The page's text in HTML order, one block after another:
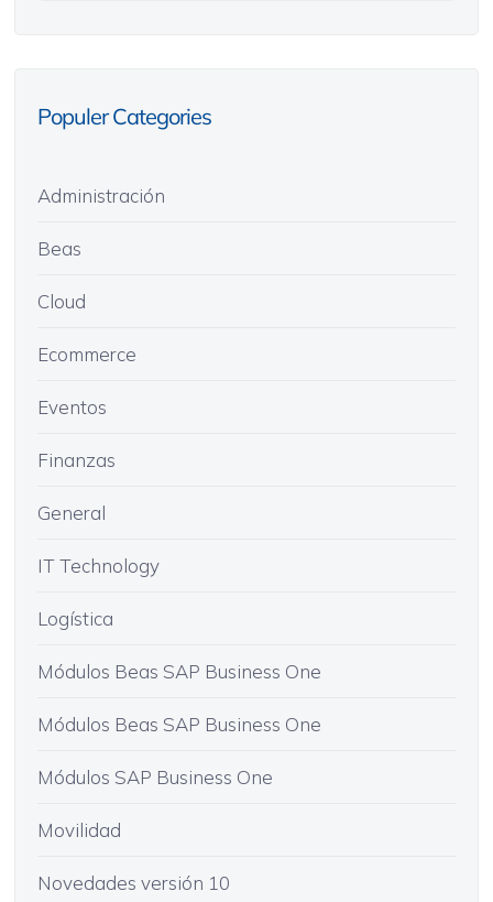
Populer Categories
Administración
Beas
Cloud
Ecommerce
Eventos
Finanzas
General
IT Technology
Logística
Módulos Beas SAP Business One
Módulos Beas SAP Business One
Módulos SAP Business One
Movilidad
Novedades versión 10